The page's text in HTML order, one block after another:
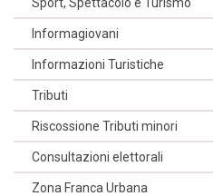
Informagiovani
Informazioni Turistiche
Tributi
Riscossione Tributi minori
Consultazioni elettorali
Zona Franca Urbana